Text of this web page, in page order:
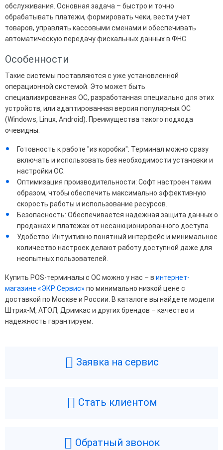
обслуживания. Основная задача – быстро и точно
обрабатывать платежи, формировать чеки, вести учет
товаров, управлять кассовыми сменами и обеспечивать
автоматическую передачу фискальных данных в ФНС.
Особенности
Такие системы поставляются с уже установленной
операционной системой. Это может быть
специализированная ОС, разработанная специально для этих
устройств, или адаптированная версия популярных ОС
(Windows, Linux, Android). Преимущества такого подхода
очевидны:
Готовность к работе "из коробки": Терминал можно сразу
включать и использовать без необходимости установки и
настройки ОС.
Оптимизация производительности: Софт настроен таким
образом, чтобы обеспечить максимально эффективную
скорость работы и использование ресурсов.
Безопасность: Обеспечивается надежная защита данных о
продажах и платежах от несанкционированного доступа.
Удобство: Интуитивно понятный интерфейс и минимальное
количество настроек делают работу доступной даже для
неопытных пользователей.
Купить POS-терминалы с ОС можно у нас – в интернет-
магазине «ЭКР Сервис» по минимально низкой цене с
доставкой по Москве и России. В каталоге вы найдете модели
Штрих-М, АТОЛ, Дримкас и других брендов – качество и
надежность гарантируем.
Заявка на сервис
Стать клиентом
Обратный звонок